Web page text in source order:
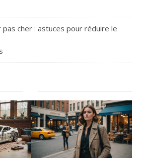
pas cher : astuces pour réduire le